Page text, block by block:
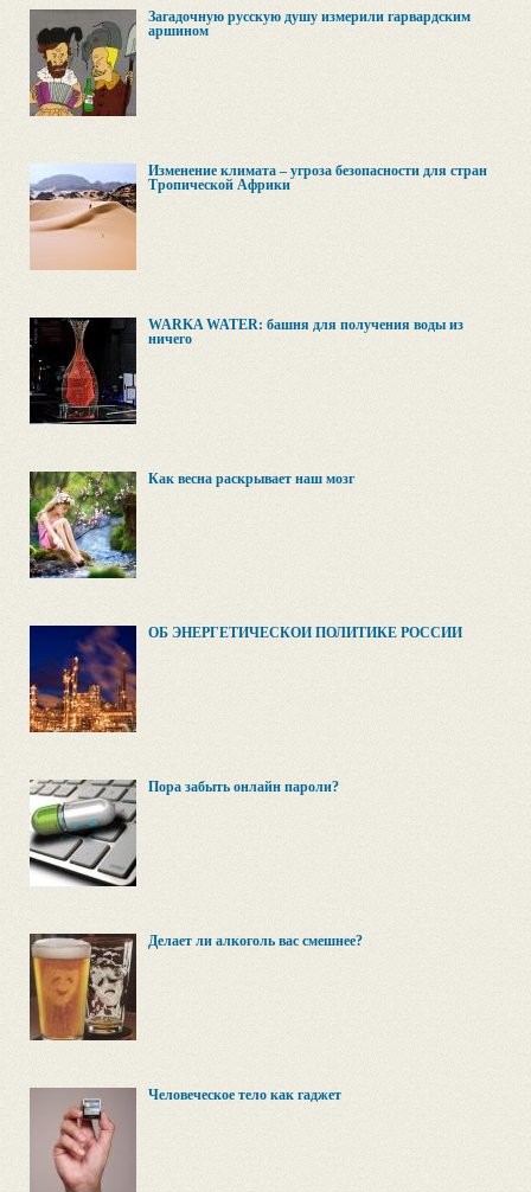
Загадочную русскую душу измерили гарвардским
аршином
Изменение климата – угроза безопасности для стран
Тропической Африки
WARKA WATER: башня для получения воды из
ничего
Как весна раскрывает наш мозг
ОБ ЭНЕРГЕТИЧЕСКОЙ ПОЛИТИКЕ РОССИИ
Пора забыть онлайн пароли?
Делает ли алкоголь вас смешнее?
Человеческое тело как гаджет